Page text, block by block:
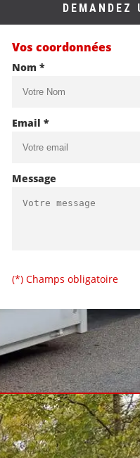
DEMANDEZ
Vos coordonnées
Nom *
Email *
Message
(*) Champs obligatoire